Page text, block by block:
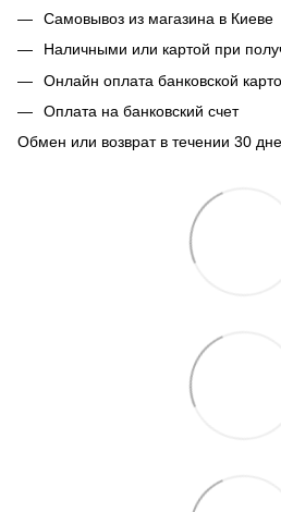
Самовывоз из магазина в Киеве
Наличными или картой при
Онлайн оплата банковской
Оплата на банковский счет
Обмен или возврат в течении 30